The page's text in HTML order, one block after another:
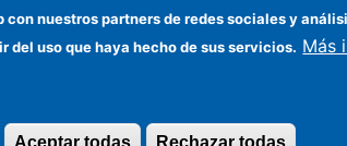
Instituto de Políticas y Bienes
Públicos
derechos reservados
con nuestros partners de redes sociales y
del uso que haya hecho de sus servicios. Más
Rechazar todas
Aceptar todas